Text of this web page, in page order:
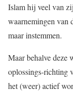
Islam hij veel van
waarnemingen van
maar instemmen.
Maar behalve deze
oplossings-richting
het (weer) actief